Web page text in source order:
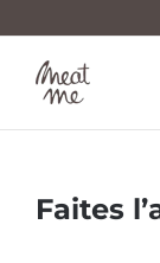
content
Faites